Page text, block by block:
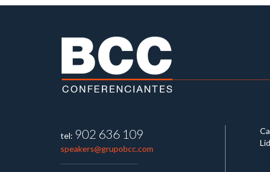
tel: 902 636 109
speakers@grupobcc.com